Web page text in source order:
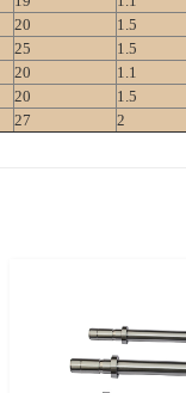
20
1.5
25
1.5
20
1.1
20
1.5
27 2